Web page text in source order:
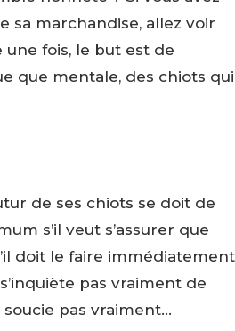
sa marchandise, allez voir
une fois, le but est de
que mentale, des chiots qui
de ses chiots se doit de
s’il veut s’assurer que
doit le faire immédiatement
pas vraiment de
pas vraiment…